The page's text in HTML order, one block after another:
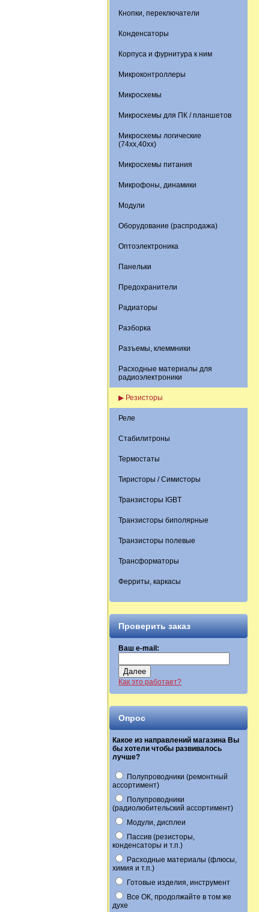
Кнопки, переключатели
Конденсаторы
Корпуса и фурнитура к ним
Микроконтроллеры
Микросхемы
Микросхемы для ПК / планшетов
Микросхемы логические
(74xx,40xx)
Микросхемы питания
Микрофоны, динамики
Модули
Оборудование (распродажа)
Оптоэлектроника
Панельки
Предохранители
Радиаторы
Разборка
Разъемы, клеммники
Расходные материалы для
радиоэлектроники
▶ Резисторы
Реле
Стабилитроны
Термостаты
Тиристоры / Симисторы
Транзисторы IGBT
Транзисторы биполярные
Транзисторы полевые
Трансформаторы
Ферриты, каркасы
Проверить заказ
Ваш e-mail:
Далее
Как это работает?
Опрос
Какое из направлений магазина Вы
бы хотели чтобы развивалось
лучше?
Полупроводники (ремонтный
ассортимент)
Полупроводники
(радиолюбительский ассортимент)
Модули, дисплеи
Пассив (резисторы,
конденсаторы и т.п.)
Расходные материалы (флюсы,
химия и т.п.)
Готовые изделия, инструмент
Все ОК, продолжайте в том же
духе